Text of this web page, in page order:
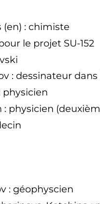
(en) : chimiste
le projet SU-152
: dessinateur
physicien
: physicien
: géophyscien